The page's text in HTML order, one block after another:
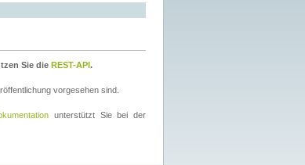
Sie die REST-API.
vorgesehen sind.
unterstützt Sie bei der